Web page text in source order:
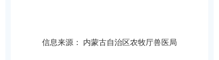
信息来源： 内蒙古自治区农牧厅兽医局